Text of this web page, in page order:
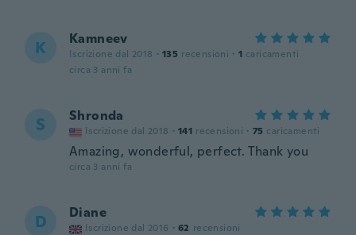
K Kamneev
Iscrizione dal 2018 · 135 recensioni · 1 caricamenti
circa 3 anni fa
S Shronda
Iscrizione dal 2018 · 141 recensioni · 75 caricamenti
Amazing, wonderful, perfect. Thank you
circa 3 anni fa
D Diane
Iscrizione dal 2016 · 62 recensioni